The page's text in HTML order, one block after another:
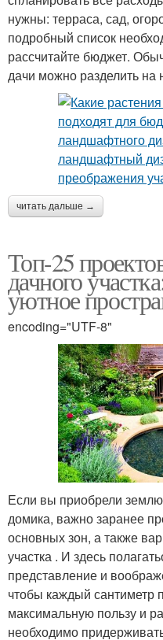
нужны: терраса, сад,
подробный список
рассчитайте бюджет.
дачи можно разделить на
читать дальше →
Топ-25
дачного
уютное
encoding="UTF-8"
Если вы приобрели землю
домика, важно заранее
основных зон, а также
участка . И здесь
представление и
чтобы каждый сантиметр
максимальную пользу и
необходимо